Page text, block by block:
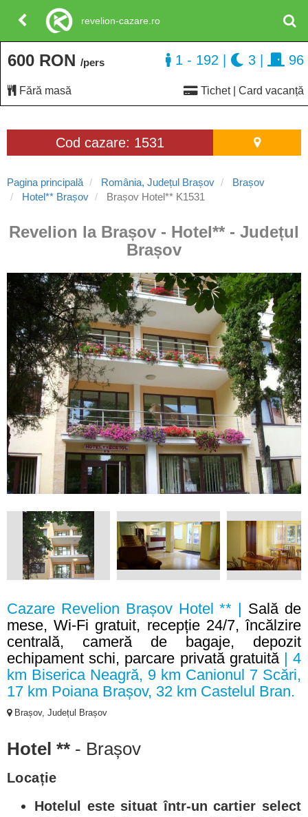
Cod cazare: 1531
Pagina principală România, Județul Brașov
Brașov
Hotel** Brașov
Brașov Hotel** K1531
Revelion la Brașov - Hotel** - Județul
Brașov
Cazare Revelion Brașov Hotel ** | Sală de
mese, Wi-Fi gratuit, recepție 24/7, încălzire
centrală, cameră de bagaje, depozit
echipament schi, parcare privată gratuită| 4
km Biserica Neagră, 9 km Canionul 7 Scări,
17 km Poiana Brașov, 32 km Castelul Bran.
Brașov, Județul Brașov
Hotel ** - Brașov
Locație
Hotelul este situat într-un cartier select
600 RON /pers
Fără masă Tichet | Card vacanță
1 - 192 3 96
revelion-cazare.ro